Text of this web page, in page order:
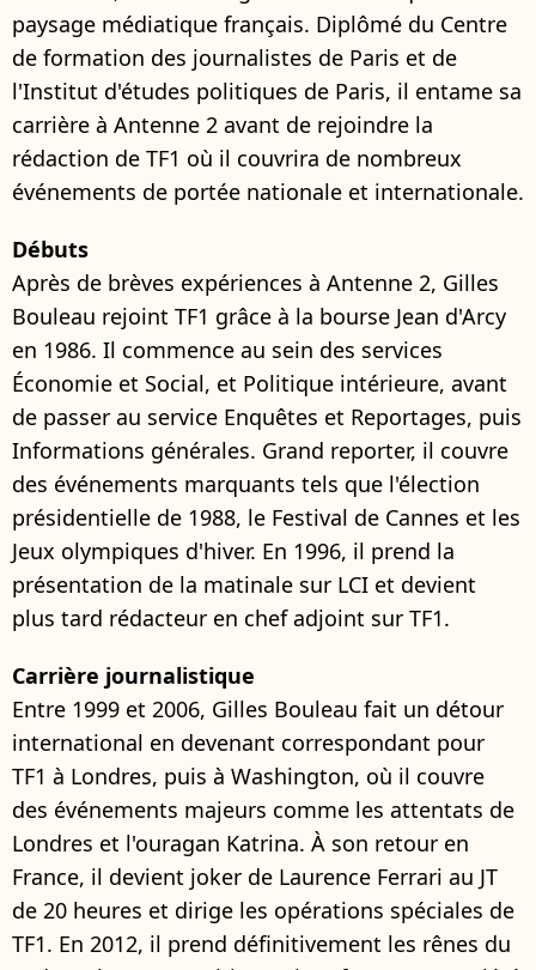
paysage médiatique français. Diplômé du Centre
de formation des journalistes de Paris et de
l'Institut d'études politiques de Paris, il entame sa
carrière à Antenne 2 avant de rejoindre la
rédaction de TF1 où il couvrira de nombreux
événements de portée nationale et internationale.
Débuts
Après de brèves expériences à Antenne 2, Gilles
Bouleau rejoint TF1 grâce à la bourse Jean d'Arcy
en 1986. Il commence au sein des services
Économie et Social, et Politique intérieure, avant
de passer au service Enquêtes et Reportages, puis
Informations générales. Grand reporter, il couvre
des événements marquants tels que l'élection
présidentielle de 1988, le Festival de Cannes et les
Jeux olympiques d'hiver. En 1996, il prend la
présentation de la matinale sur LCI et devient
plus tard rédacteur en chef adjoint sur TF1.
Carrière journalistique
Entre 1999 et 2006, Gilles Bouleau fait un détour
international en devenant correspondant pour
TF1 à Londres, puis à Washington, où il couvre
des événements majeurs comme les attentats de
Londres et l'ouragan Katrina. À son retour en
France, il devient joker de Laurence Ferrari au JT
de 20 heures et dirige les opérations spéciales de
TF1. En 2012, il prend définitivement les rênes du